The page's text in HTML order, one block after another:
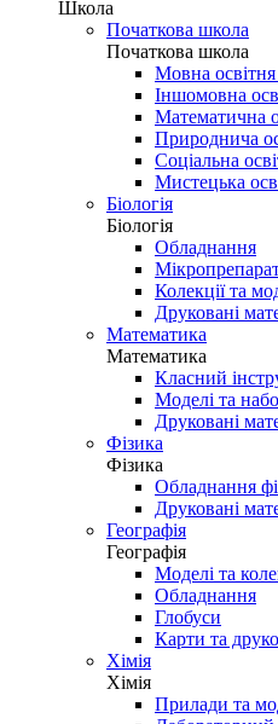
Школа
Початкова школа
Початкова школа
Мовна освітня
Іншомовна
Математична
Природнича
Соціальна
Мистецька
Біологія
Біологія
Обладнання
Колекції та
Друковані
Математика
Математика
Класний
Моделі та
Друковані
Фізика
Фізика
Обладнання
Друковані
Географія
Географія
Моделі та
Обладнання
Глобуси
Карти та
Хімія
Хімія
Прилади та